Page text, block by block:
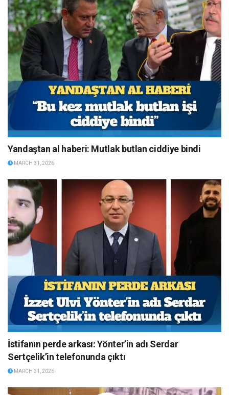
Yandaştan al haberi: Mutlak butlan ciddiye bindi
MARCH 31, 2026
İstifanın perde arkası: Yönter’in adı Serdar
Sertçelik’in telefonunda çıktı
MARCH 31, 2026